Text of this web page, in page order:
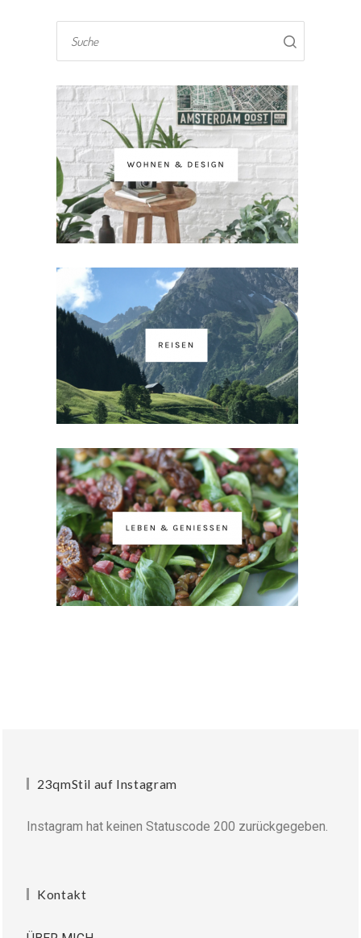
23qmStil auf Instagram
Instagram hat keinen Statuscode 200 zurückgegeben.
Kontakt